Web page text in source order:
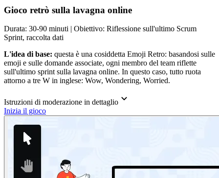
Gioco retrò sulla lavagna online
Durata: 30-90 minuti | Obiettivo: Riflessione sull'ultimo Scrum
Sprint, raccolta dati
L'idea di base: questa è una cosiddetta Emoji Retro: basandosi sulle
emoji e sulle domande associate, ogni membro del team riflette
sull'ultimo sprint sulla lavagna online. In questo caso, tutto ruota
attorno a tre W in inglese: Wow, Wondering, Worried.
Istruzioni di moderazione in dettaglio
Inizia il gioco